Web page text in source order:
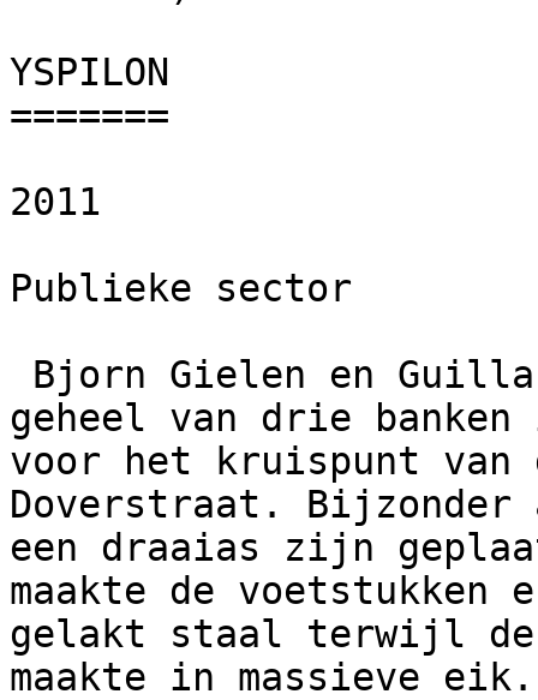
YSPILON
=======
2011
Publieke sector
geheel van drie
voor het kruispunt van
Doverstraat. Bijzonder
een draaias zijn
maakte de voetstukken
gelakt staal terwijl
maakte in massieve eik.